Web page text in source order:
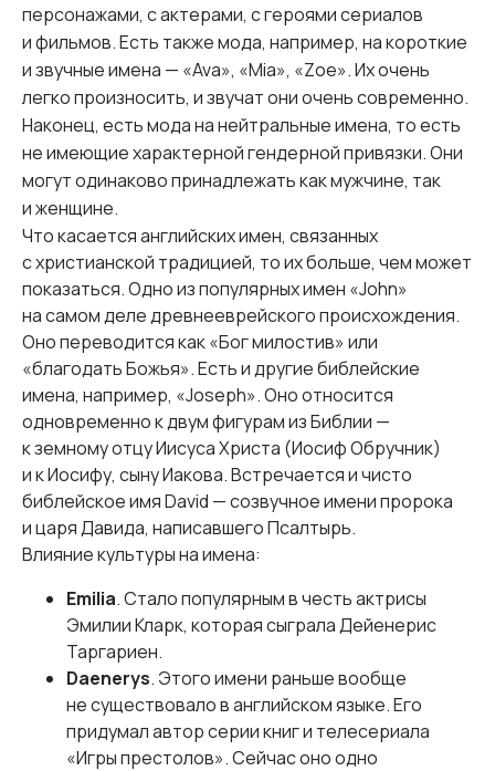
персонажами, с актерами, с героями сериалов
и фильмов. Есть также мода, например, на короткие
и звучные имена — «Ava», «Mia», «Zoe». Их очень
легко произносить, и звучат они очень современно.
Наконец, есть мода на нейтральные имена, то есть
не имеющие характерной гендерной привязки. Они
могут одинаково принадлежать как мужчине, так
и женщине.
Что касается английских имен, связанных
с христианской традицией, то их больше, чем может
показаться. Одно из популярных имен «John»
на самом деле древнееврейского происхождения.
Оно переводится как «Бог милостив» или
«благодать Божья». Есть и другие библейские
имена, например, «Joseph». Оно относится
одновременно к двум фигурам из Библии —
к земному отцу Иисуса Христа (Иосиф Обручник)
и к Иосифу, сыну Иакова. Встречается и чисто
библейское имя David — созвучное имени пророка
и царя Давида, написавшего Псалтырь.
Влияние культуры на имена:
Emilia. Стало популярным в честь актрисы
Эмилии Кларк, которая сыграла Дейенерис
Таргариен.
Daenerys. Этого имени раньше вообще
не существовало в английском языке. Его
придумал автор серии книг и телесериала
«Игры престолов». Сейчас оно одно